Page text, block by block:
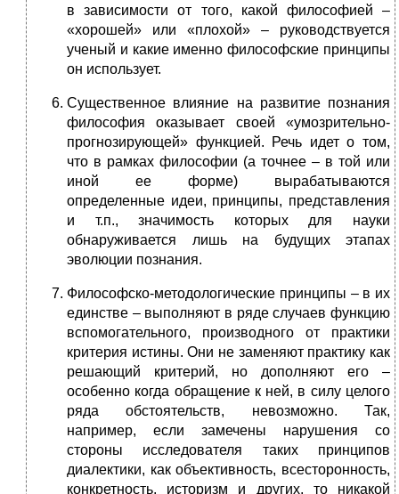
в зависимости от того, какой философией –
«хорошей» или «плохой» – руководствуется
ученый и какие именно философские принципы
он использует.
Существенное влияние на развитие познания
философия оказывает своей «умозрительно-
прогнозирующей» функцией. Речь идет о том,
что в рамках философии (а точнее – в той или
иной ее форме) вырабатываются
определенные идеи, принципы, представления
и т.п., значимость которых для науки
обнаруживается лишь на будущих этапах
эволюции познания.
Философско-методологические принципы – в их
единстве – выполняют в ряде случаев функцию
вспомогательного, производного от практики
критерия истины. Они не заменяют практику как
решающий критерий, но дополняют его –
особенно когда обращение к ней, в силу целого
ряда обстоятельств, невозможно. Так,
например, если замечены нарушения со
стороны исследователя таких принципов
диалектики, как объективность, всесторонность,
конкретность, историзм и других, то никакой